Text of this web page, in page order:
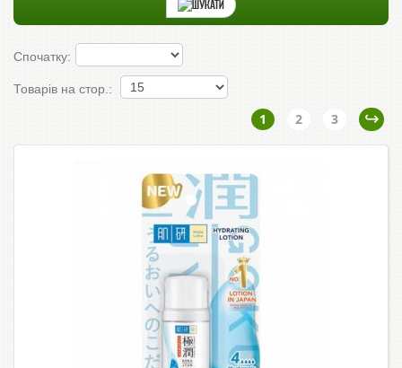
Спочатку:
Товарів на стор.:
1 2 3